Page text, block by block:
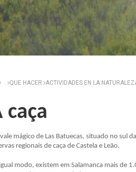
QUE HACER ACTIVIDADES EN LA
caça
mágico de Las Batuecas, situado no sul
regionais de caça de Castela e Leão.
modo, existem em Salamanca mais de